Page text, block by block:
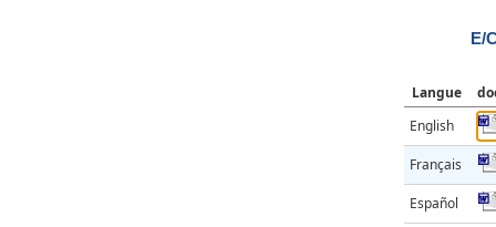
E/
Langue
English
Français
Español